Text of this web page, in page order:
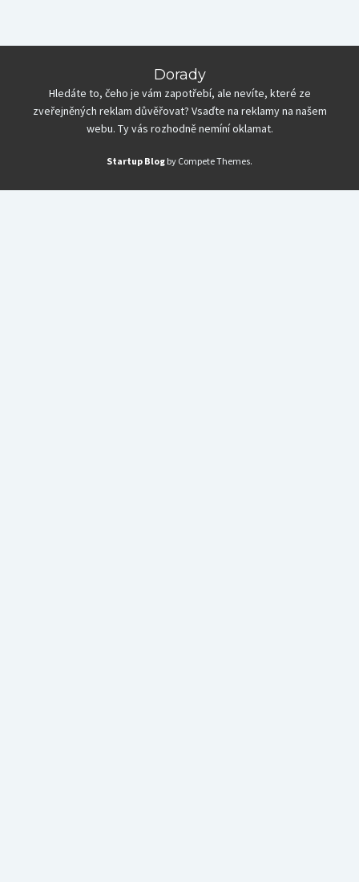
Dorady
Hledáte to, čeho je vám zapotřebí, ale nevíte, které ze
zveřejněných reklam důvěřovat? Vsaďte na reklamy na našem
webu. Ty vás rozhodně nemíní oklamat.
Startup Blog by Compete Themes.